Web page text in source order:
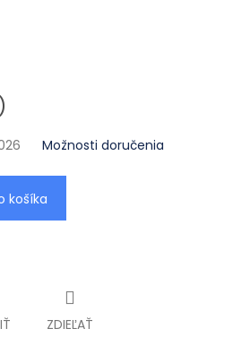
Možnosti doručenia
košíka
ZDIEĽAŤ